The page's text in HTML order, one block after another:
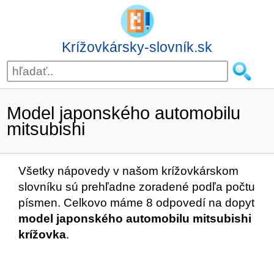
Krížovkársky-slovník.sk
Model japonského automobilu
mitsubishi
Všetky nápovedy v našom krížovkárskom
slovníku sú prehľadne zoradené podľa počtu
písmen. Celkovo máme 8 odpovedí na dopyt
model japonského automobilu mitsubishi
krížovka.